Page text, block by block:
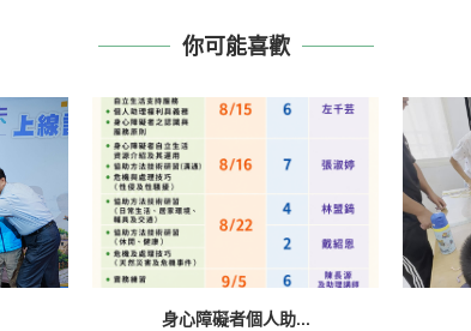
你可能喜歡
身心障礙者個人助...